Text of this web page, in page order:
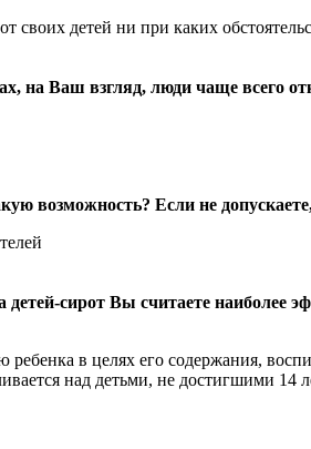
своих детей ни при каких
на Ваш взгляд, люди чаще всего
возможность? Если не
сирот Вы считаете наиболее
в целях его содержания,
над детьми, не достигшими 14